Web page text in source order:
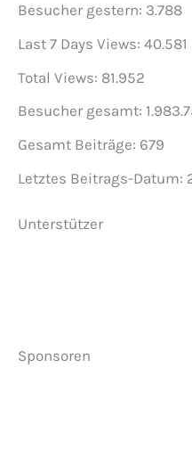
Besucher gestern: 3.788
Last 7 Days Views: 40.581
Total Views: 81.952
Besucher gesamt:
Gesamt Beiträge: 679
Letztes Beitrags-Datum:
Unterstützer
Sponsoren